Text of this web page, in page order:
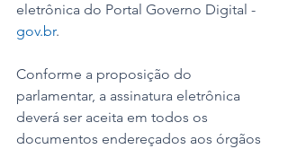
eletrônica do Portal Governo Digital -
gov.br.
Conforme a proposição do
parlamentar, a assinatura eletrônica
deverá ser aceita em todos os
documentos endereçados aos órgãos